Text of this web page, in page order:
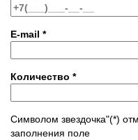
E-mail *
Количество *
Символом звездочка"(*)
заполнения поле